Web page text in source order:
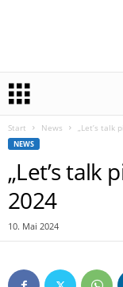
Start News „Let’s talk
NEWS
„Let’s talk
2024
10. Mai 2024